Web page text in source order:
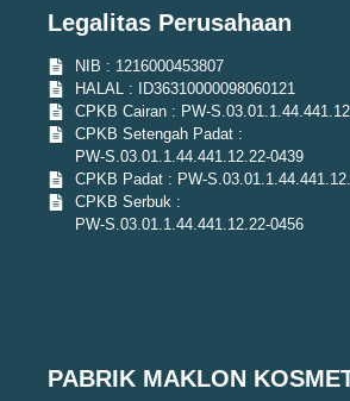
Legalitas Perusahaan
NIB : 1216000453807
HALAL : ID36310000098060121
CPKB Cairan : PW-
CPKB Setengah Padat :
PW-S.03.01.1.44.441.12.22-0439
CPKB Padat : PW-
CPKB Serbuk :
PW-S.03.01.1.44.441.12.22-0456
PABRIK MAKLON